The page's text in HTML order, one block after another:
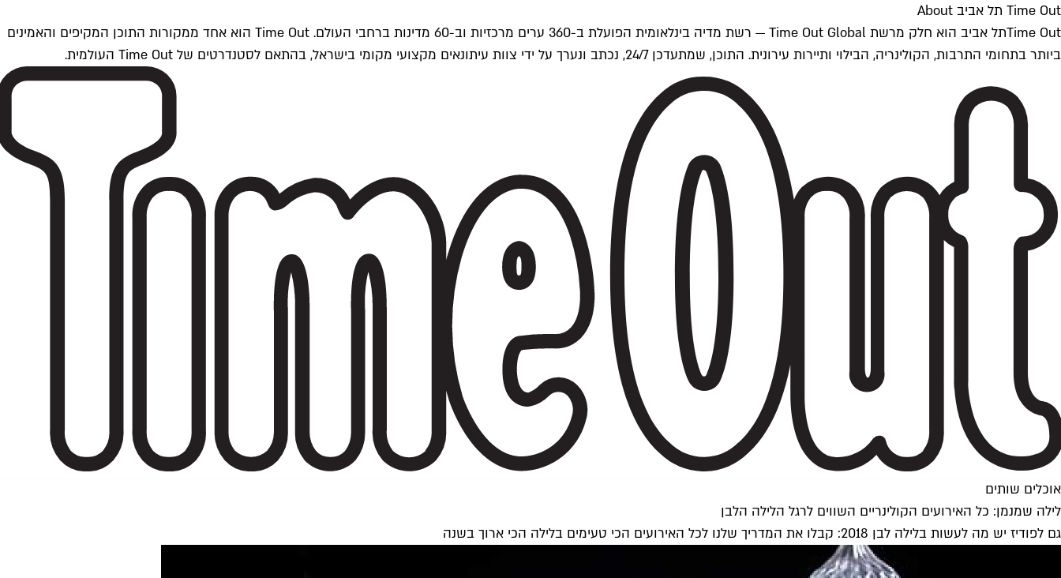
Time Out תל אביב About
Time Outתל אביב הוא חלק מרשת Time Out Global — רשת מדיה בינלאומית הפועלת ב-360 ערים מרכזיות וב-60 מדינות ברחבי העולם. Time Out הוא אחד ממקורות התוכן המקיפים והאמינים
ביותר בתחומי התרבות, הקולינריה, הבילוי ותיירות עירונית. התוכן, שמתעדכן 24/7, נכתב ונערך על ידי צוות עיתונאים מקצועי מקומי בישראל, בהתאם לסטנדרטים של Time Out העולמית.
אוכלים שותים
לילה שמנמן: כל האירועים הקולינריים השווים לרגל הלילה הלבן
גם לפודיז יש מה לעשות בלילה לבן 2018: קבלו את המדריך שלנו לכל האירועים הכי טעימים בלילה הכי ארוך בשנה